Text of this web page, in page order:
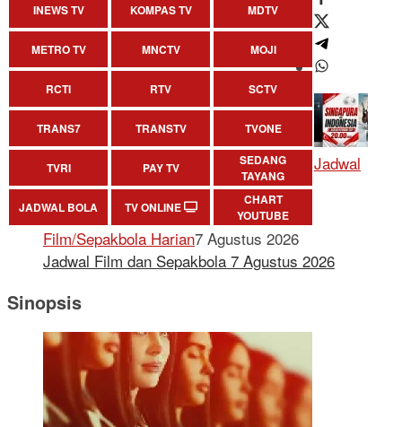
INEWS TV KOMPAS TV MDTV
METRO TV MNCTV MOJI
RCTI RTV SCTV
TRANS7 TRANSTV TVONE
TVRI PAY TV
SEDANG
TAYANG
JADWAL BOLA
TV ONLINE
CHART
YOUTUBE
Jadwal
Film/Sepakbola Harian7 Agustus 2026
Jadwal Film dan Sepakbola 7 Agustus 2026
Sinopsis